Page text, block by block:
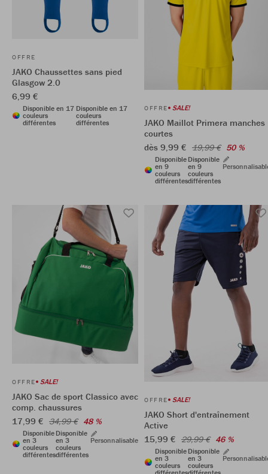
OFFRE
JAKO Chaussettes sans pied
Glasgow 2.0
6,99 €
Disponible en 17
couleurs
différentes
Disponible en 17
couleurs
différentes
OFFRE SALE!
JAKO Maillot Primera manches
courtes
dès 9,99 € 19,99 € 50 %
Disponible
en 9
couleurs
différentes
Disponible
en 9
couleurs
différentes
OFFRE SALE!
JAKO Sac de sport Classico avec
comp. chaussures
17,99 € 34,99 € 48 %
Disponible
en 3
couleurs
différentes
Disponible
en 3
couleurs
différentes
Personnalisable
OFFRE SALE!
JAKO Short d'entraînement
Active
15,99 € 29,99 € 46 %
Disponible
en 3
couleurs
Disponible
en 3
couleurs